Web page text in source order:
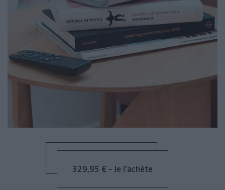
329,95 € - Je l’achète